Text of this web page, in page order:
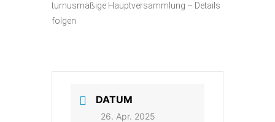
turnusmäßige Hauptversammlung – Details
folgen
DATUM
26. Apr. 2025